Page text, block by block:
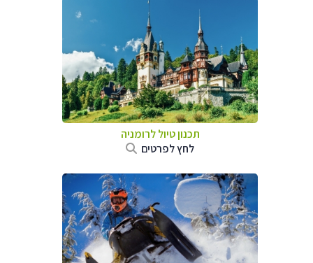
תכנון טיול לרומניה
לחץ לפרטים